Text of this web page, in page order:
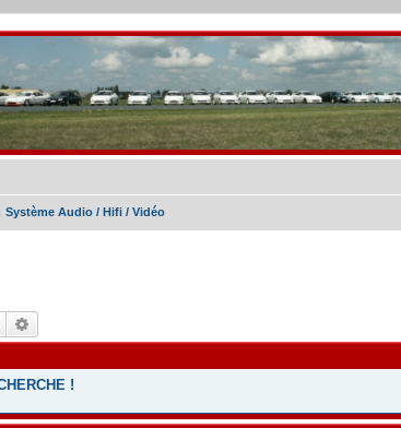
Système Audio / Hifi / Vidéo
Rechercher
!